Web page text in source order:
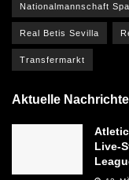
Nationalmannschaft
Real Betis Sevilla
Transfermarkt
Aktuelle
Live-